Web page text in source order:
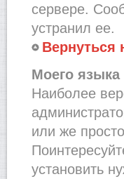
сервере.
устранил ее.
Вернуться
Моего языка
Наиболее
или же
установить